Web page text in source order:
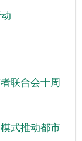
联合会十周
式推动都市